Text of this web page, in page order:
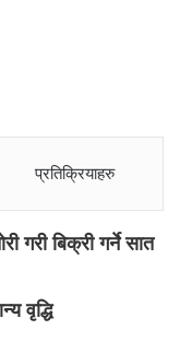
प्रतिक्रियाहरु
गरी बिक्री गर्ने सात
वृद्धि